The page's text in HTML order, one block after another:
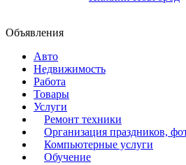
Объявления
Авто
Недвижимость
Работа
Товары
Услуги
Ремонт техники
Организация праздников,
Компьютерные услуги
Обучение